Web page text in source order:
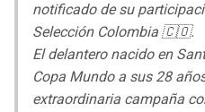
notificado de su
Selección Colombia 🇨🇴.
El delantero nacido en
Copa Mundo a sus 28
extraordinaria campaña